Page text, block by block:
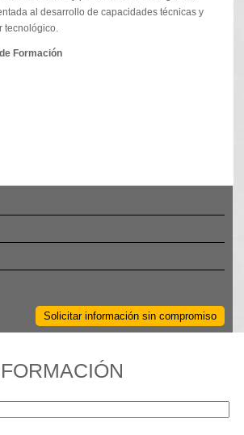
al desarrollo de capacidades técnicas y
tecnológico.
Formación
Solicitar información sin compromiso